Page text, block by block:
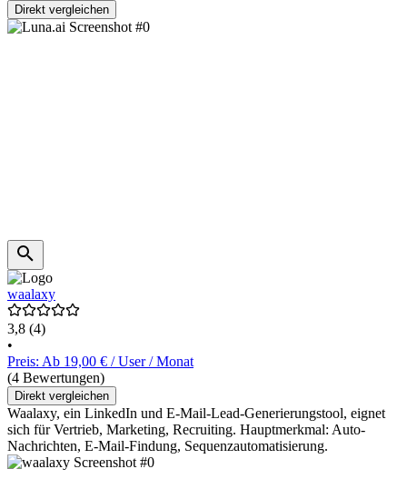
Direkt vergleichen
waalaxy
3,8 (4)
•
Preis: Ab 19,00 € / User / Monat
(4 Bewertungen)
Direkt vergleichen
Waalaxy, ein LinkedIn und E-Mail-Lead-Generierungstool, eignet
sich für Vertrieb, Marketing, Recruiting. Hauptmerkmal: Auto-
Nachrichten, E-Mail-Findung, Sequenzautomatisierung.